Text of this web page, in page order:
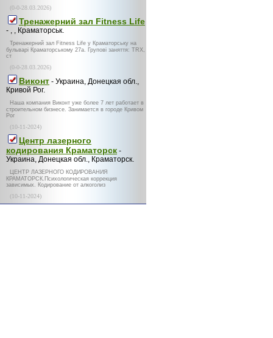
(0-0-28.03.2026)
Тренажерний зал Fitness Life
- , , Краматорськ.
Тренажерний зал Fitness Life у Краматорську на
бульварі Краматорському 27а. Групові заняття: TRX,
ст
(0-0-28.03.2026)
Виконт - Украина, Донецкая обл.,
Кривой Рог.
Наша компания Виконт уже более 7 лет работает в
строительном бизнесе. Занимается в городе Кривом
Рог
(10-11-2024)
Центр лазерного
кодирования Краматорск -
Украина, Донецкая обл., Краматорск.
ЦЕНТР ЛАЗЕРНОГО КОДИРОВАНИЯ
КРАМАТОРСК.Психологическая коррекция
зависимых. Кодирование от алкоголиз
(10-11-2024)